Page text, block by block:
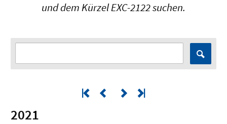
und dem Kürzel EXC-2122 suchen.
2021